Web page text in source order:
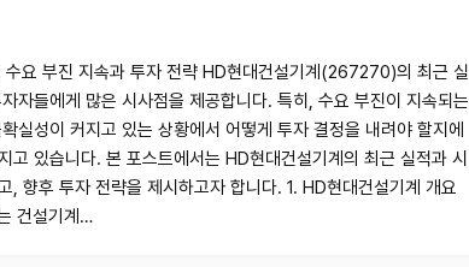
수요 부진 지속과 투자 전략 HD현대건설기계(267270)의 최근 실
자들에게 많은 시사점을 제공합니다. 특히, 수요 부진이 지속되는
실성이 커지고 있는 상황에서 어떻게 투자 결정을 내려야 할지에
고 있습니다. 본 포스트에서는 HD현대건설기계의 최근 실적과 시
, 향후 투자 전략을 제시하고자 합니다. 1. HD현대건설기계 개요
건설기계…